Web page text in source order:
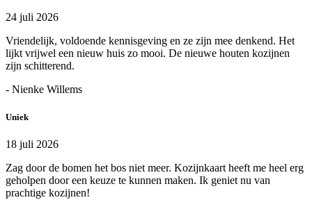
24 juli 2026
Vriendelijk, voldoende kennisgeving en ze zijn mee denkend. Het
lijkt vrijwel een nieuw huis zo mooi. De nieuwe houten kozijnen
zijn schitterend.
- Nienke Willems
Uniek
18 juli 2026
Zag door de bomen het bos niet meer. Kozijnkaart heeft me heel erg
geholpen door een keuze te kunnen maken. Ik geniet nu van
prachtige kozijnen!